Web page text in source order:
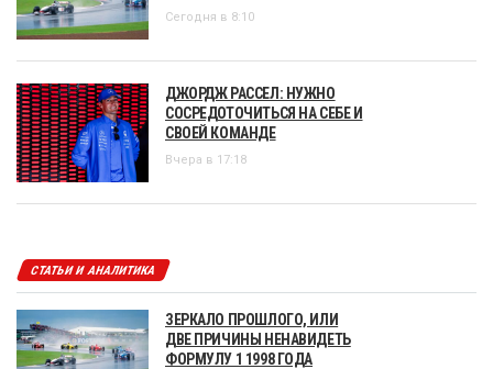
Сегодня в 8:10
ДЖОРДЖ РАССЕЛ: НУЖНО
СОСРЕДОТОЧИТЬСЯ НА СЕБЕ И
СВОЕЙ КОМАНДЕ
Вчера в 17:18
СТАТЬИ И АНАЛИТИКА
ЗЕРКАЛО ПРОШЛОГО, ИЛИ
ДВЕ ПРИЧИНЫ НЕНАВИДЕТЬ
ФОРМУЛУ 1 1998 ГОДА